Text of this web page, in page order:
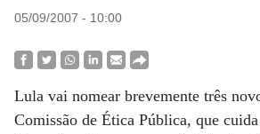
05/09/2007 - 10:00
Lula vai nomear brevemente três
Comissão de Ética Pública, que